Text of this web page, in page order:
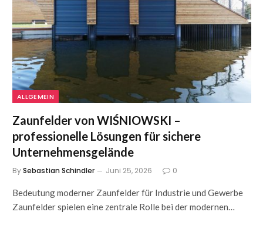
ALLGEMEIN
Zaunfelder von WIŚNIOWSKI –
professionelle Lösungen für sichere
Unternehmensgelände
BySebastian Schindler Juni 25, 2026 0
Bedeutung moderner Zaunfelder für Industrie und Gewerbe
Zaunfelder spielen eine zentrale Rolle bei der modernen…